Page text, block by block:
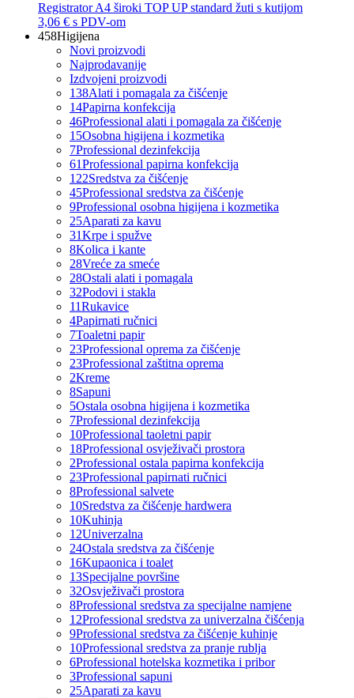
Registrator A4 široki TOP UP standard žuti s kutijom
3,06 € s PDV-om
458Higijena
Novi proizvodi
Najprodavanije
Izdvojeni proizvodi
138Alati i pomagala za čišćenje
14Papirna konfekcija
46Professional alati i pomagala za čišćenje
15Osobna higijena i kozmetika
7Professional dezinfekcija
61Professional papirna konfekcija
122Sredstva za čišćenje
45Professional sredstva za čišćenje
9Professional osobna higijena i kozmetika
25Aparati za kavu
31Krpe i spužve
8Kolica i kante
28Vreće za smeće
28Ostali alati i pomagala
32Podovi i stakla
11Rukavice
4Papirnati ručnici
7Toaletni papir
23Professional oprema za čišćenje
23Professional zaštitna oprema
2Kreme
8Sapuni
5Ostala osobna higijena i kozmetika
7Professional dezinfekcija
10Professional taoletni papir
18Professional osvježivači prostora
2Professional ostala papirna konfekcija
23Professional papirnati ručnici
8Professional salvete
10Sredstva za čišćenje hardwera
10Kuhinja
12Univerzalna
24Ostala sredstva za čišćenje
16Kupaonica i toalet
13Specijalne površine
32Osvježivači prostora
8Professional sredstva za specijalne namjene
12Professional sredstva za univerzalna čišćenja
9Professional sredstva za čišćenje kuhinje
10Professional sredstva za pranje rublja
6Professional hotelska kozmetika i pribor
3Professional sapuni
25Aparati za kavu